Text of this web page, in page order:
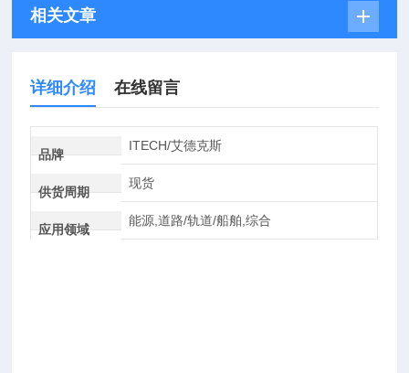
相关文章
详细介绍 在线留言
品牌
ITECH/艾德克斯
供货周期
现货
应用领域
能源,道路/轨道/船舶,综合